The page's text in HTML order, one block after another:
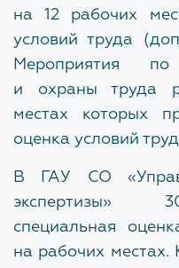
КОНТАКТЫ
Нормативно-правовые
Шаблоны документов
ЧАСТО
на 12 рабочих
условий труда
Мероприятия
и охраны труда
местах которых
оценка условий
В ГАУ СО
экспертизы»
специальная
на рабочих местах.